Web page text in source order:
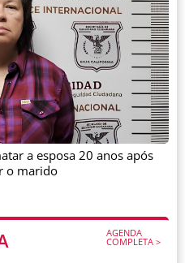
AGENDA
COMPLETA >
a esposa 20 anos após
o marido